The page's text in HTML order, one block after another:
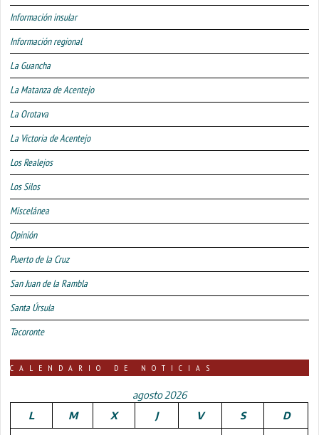
Información insular
Información regional
La Guancha
La Matanza de Acentejo
La Orotava
La Victoria de Acentejo
Los Realejos
Los Silos
Miscelánea
Opinión
Puerto de la Cruz
San Juan de la Rambla
Santa Úrsula
Tacoronte
CALENDARIO DE NOTICIAS
agosto 2026
L
M X J V S D